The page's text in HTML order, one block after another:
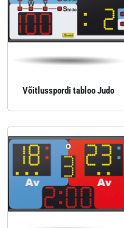
Võitlusspordi tabloo Judo